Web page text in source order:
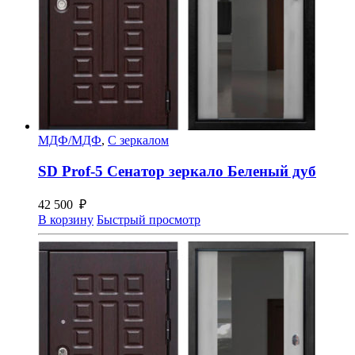
МДФ/МДФ, С зеркалом
SD Prof-5 Сенатор зеркало Беленый дуб
42 500 ₽
В корзину Быстрый просмотр